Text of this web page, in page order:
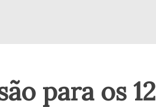
para os 12